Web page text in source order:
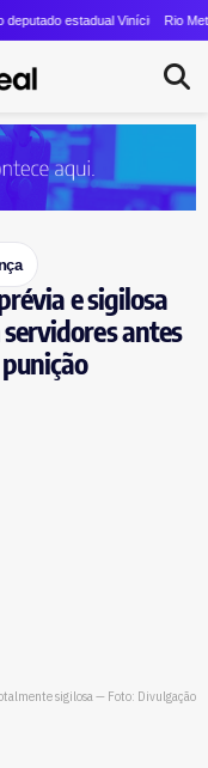
21 mil pessoas
Marco Antônio para voltar ao
Vinícius Cozzolino cresce
Rio Metrópole:
e sigilosa
antes
sigilosa — Foto: Divulgação